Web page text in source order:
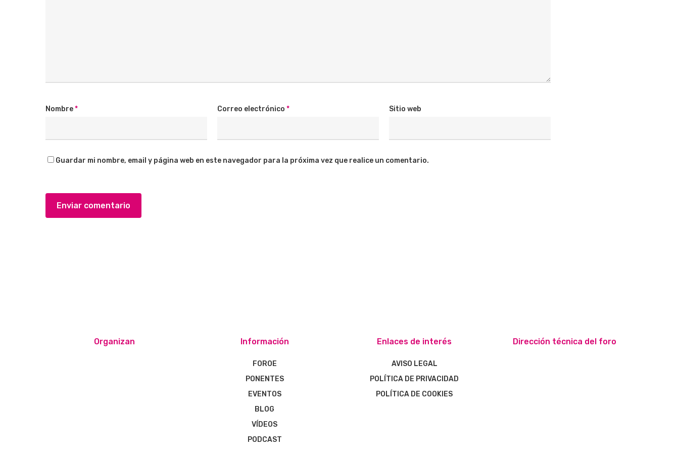
Nombre* Correo electrónico * Sitio web
Guardar mi nombre, email y página web en este navegador para la próxima vez que realice un comentario.
Organizan Información
FOROE
PONENTES
EVENTOS
BLOG
VÍDEOS
PODCAST
Enlaces de interés
AVISO LEGAL
POLÍTICA DE PRIVACIDAD
POLÍTICA DE COOKIES
Dirección técnica del foro